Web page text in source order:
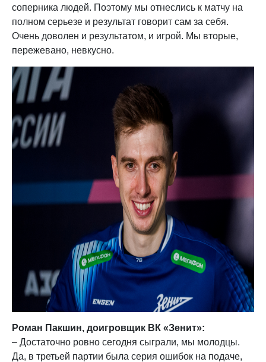
соперника людей. Поэтому мы отнеслись к матчу на
полном серьезе и результат говорит сам за себя.
Очень доволен и результатом, и игрой. Мы вторые,
пережевано, невкусно.
Роман Пакшин, доигровщик ВК «Зенит»:
– Достаточно ровно сегодня сыграли, мы молодцы.
Да, в третьей партии была серия ошибок на подаче,